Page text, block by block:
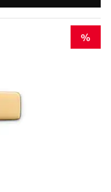
%